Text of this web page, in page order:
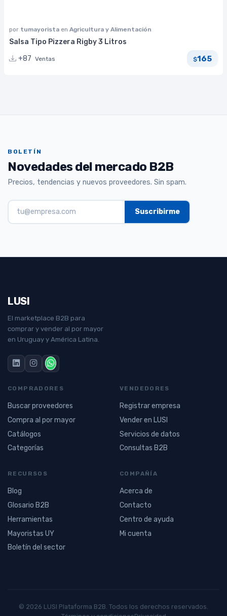
por tumayorista en Agricultura y Alimentación
Salsa Tipo Pizzera Rigby 3 Litros
+87 Ventas $165
BOLETÍN
Novedades del mercado B2B
Precios, tendencias y nuevos proveedores. Sin spam.
LUSI
El marketplace B2B para
comprar y vender al por mayor
en Uruguay y América Latina.
COMPRADORES
Buscar proveedores
Compra al por mayor
Catálogos
Categorías
VENDEDORES
Registrar empresa
Vender en LUSI
Servicios de datos
Consultas B2B
RECURSOS
Blog
Glosario B2B
Herramientas
Mayoristas UY
Boletín del sector
COMPAÑÍA
Acerca de
Contacto
Centro de ayuda
Mi cuenta
© 2026 LUSI Plataforma B2B. Todos los derechos reservados.